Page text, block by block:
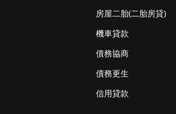
房屋二胎(二胎房貸)
機車貸款
債務協商
債務更生
信用貸款